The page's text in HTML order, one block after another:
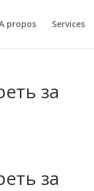
propos Services
за
за